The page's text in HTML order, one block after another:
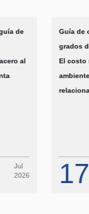
de acero inoxidable:
y usos
de la cadena en
caus...
Jul
2026